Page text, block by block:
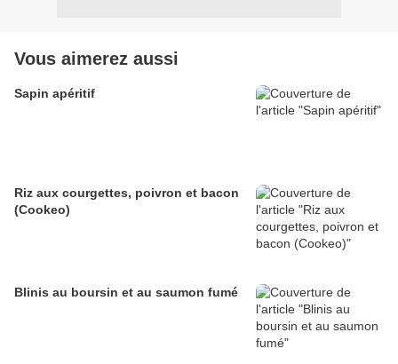
Vous aimerez aussi
Sapin apéritif
Riz aux courgettes, poivron et bacon
(Cookeo)
Blinis au boursin et au saumon fumé